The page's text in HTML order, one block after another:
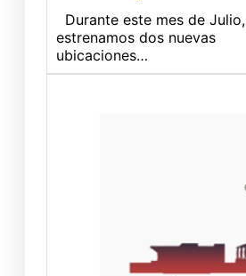
Durante este mes de Julio,
estrenamos dos nuevas
ubicaciones…